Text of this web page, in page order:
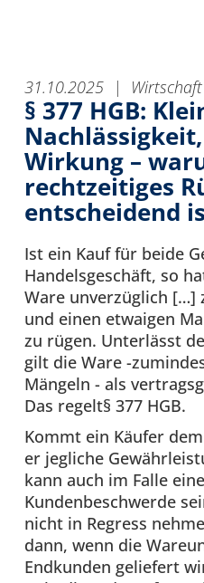
31.10.2025 | Wirtschaft
§ 377 HGB:
Wirkung –
rechtzeitiges
entscheidend
Ist ein Kauf für beide
Handelsgeschäft, so
Ware unverzüglich […]
und einen etwaigen
zu rügen. Unterlässt
gilt die Ware -
Mängeln - als
Das regelt§ 377 HGB.
Kommt ein Käufer
er jegliche
kann auch im Falle
Kundenbeschwerde
nicht in Regress
dann, wenn die
Endkunden geliefert